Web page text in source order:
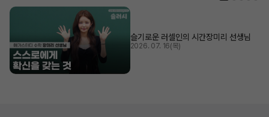
슬기로운 러셀인의 시간장미리 선생님
2026. 07. 16(목)